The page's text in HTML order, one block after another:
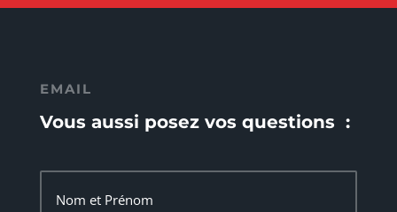
EMAIL
Vous aussi posez vos questions :